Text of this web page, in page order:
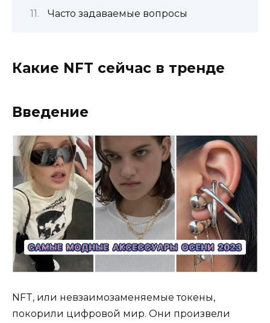
Часто задаваемые вопросы
Какие NFT сейчас в тренде
Введение
NFT, или невзаимозаменяемые токены,
покорили цифровой мир. Они произвели